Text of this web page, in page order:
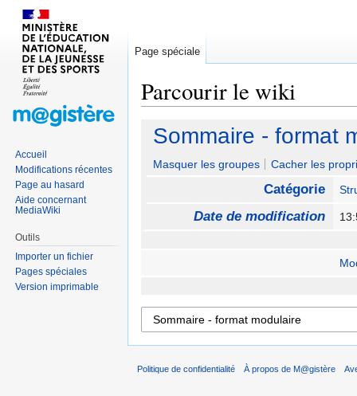
Parcourir le wiki
Sauter
Sauter
Sommaire - format
Masquer les groupes Cacher les
Catégorie
Date de modification
Page spéciale
Accueil
Modifications récentes
Page au hasard
Aide concernant
MediaWiki
Outils
Importer un fichier
Pages spéciales
Version imprimable
Politique de confidentialité À propos de M@gistère